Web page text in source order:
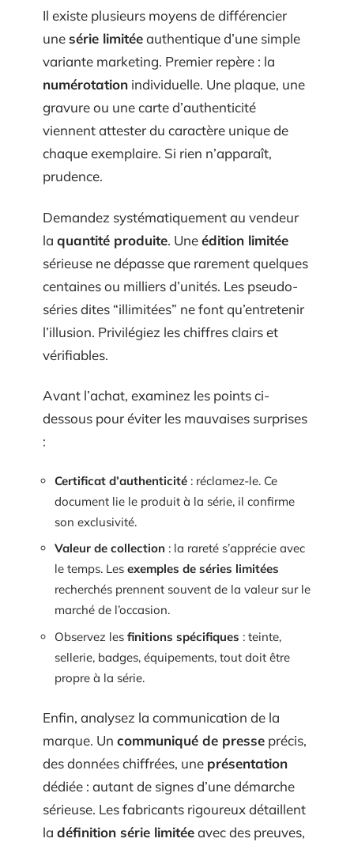
Il existe plusieurs moyens de différencier
unesérie limitéeauthentique d’une simple
variante marketing. Premier repère : la
numérotation individuelle. Une plaque, une
gravure ou une carte d’authenticité
viennent attester du caractère unique de
chaque exemplaire. Si rien n’apparaît,
prudence.
Demandez systématiquement au vendeur
la quantité produite. Uneédition limitée
sérieuse ne dépasse que rarement quelques
centaines ou milliers d’unités. Les pseudo-
séries dites “illimitées” ne font qu’entretenir
l’illusion. Privilégiez les chiffres clairs et
vérifiables.
Avant l’achat, examinez les points ci-
dessous pour éviter les mauvaises surprises
:
Certificat d’authenticité : réclamez-le. Ce
document lie le produit à la série, il confirme
son exclusivité.
Valeur de collection : la rareté s’apprécie avec
le temps. Les exemples de séries limitées
recherchés prennent souvent de la valeur sur le
marché de l’occasion.
Observez les finitions spécifiques : teinte,
sellerie, badges, équipements, tout doit être
propre à la série.
Enfin, analysez la communication de la
marque. Un communiqué de presse précis,
des données chiffrées, une présentation
dédiée : autant de signes d’une démarche
sérieuse. Les fabricants rigoureux détaillent
la définition série limitéeavec des preuves,